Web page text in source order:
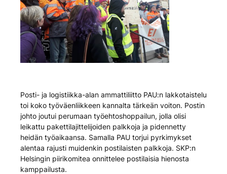
Posti- ja logistiikka-alan ammattiliitto PAU:n lakkotaistelu
toi koko työväenliikkeen kannalta tärkeän voiton. Postin
johto joutui perumaan työehtoshoppailun, jolla olisi
leikattu pakettilajittelijoiden palkkoja ja pidennetty
heidän työaikaansa. Samalla PAU torjui pyrkimykset
alentaa rajusti muidenkin postilaisten palkkoja. SKP:n
Helsingin piirikomitea onnittelee postilaisia hienosta
kamppailusta.